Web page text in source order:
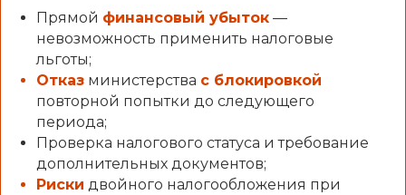
Прямой финансовый убыток —
невозможность применить налоговые
льготы;
Отказ министерства с блокировкой
повторной попытки до следующего
периода;
Проверка налогового статуса и требование
дополнительных документов;
Риски двойного налогообложения при